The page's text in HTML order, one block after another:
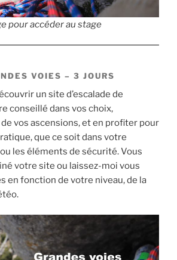
pour accéder au stage
VOIES – 3 JOURS
un site d’escalade de
conseillé dans vos choix,
vos ascensions, et en profiter pour
que ce soit dans votre
les éléments de sécurité. Vous
votre site ou laissez-moi vous
en fonction de votre niveau, de la